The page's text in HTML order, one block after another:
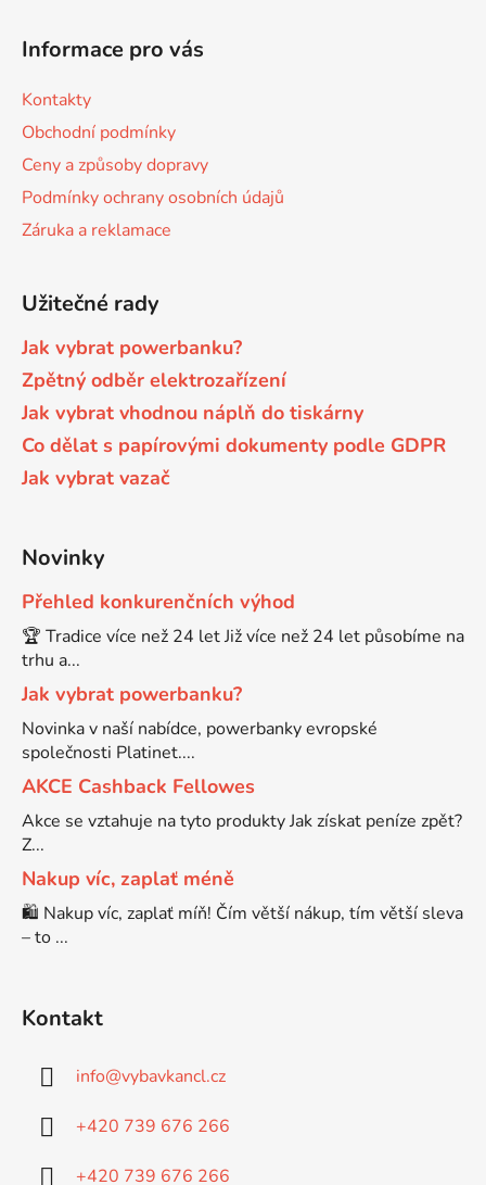
Informace pro vás
Kontakty
Obchodní podmínky
Ceny a způsoby dopravy
Podmínky ochrany osobních údajů
Záruka a reklamace
Užitečné rady
Jak vybrat powerbanku?
Zpětný odběr elektrozařízení
Jak vybrat vhodnou náplň do tiskárny
Co dělat s papírovými dokumenty podle GDPR
Jak vybrat vazač
Novinky
Přehled konkurenčních výhod
🏆 Tradice více než 24 let Již více než 24 let působíme na
trhu a...
Jak vybrat powerbanku?
Novinka v naší nabídce, powerbanky evropské
společnosti Platinet....
AKCE Cashback Fellowes
Akce se vztahuje na tyto produkty Jak získat peníze zpět?
Z...
Nakup víc, zaplať méně
🛍️ Nakup víc, zaplať míň! Čím větší nákup, tím větší sleva
– to ...
Kontakt
info@vybavkancl.cz
+420 739 676 266
+420 739 676 266